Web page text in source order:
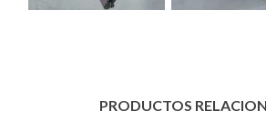
PRODUCTOS